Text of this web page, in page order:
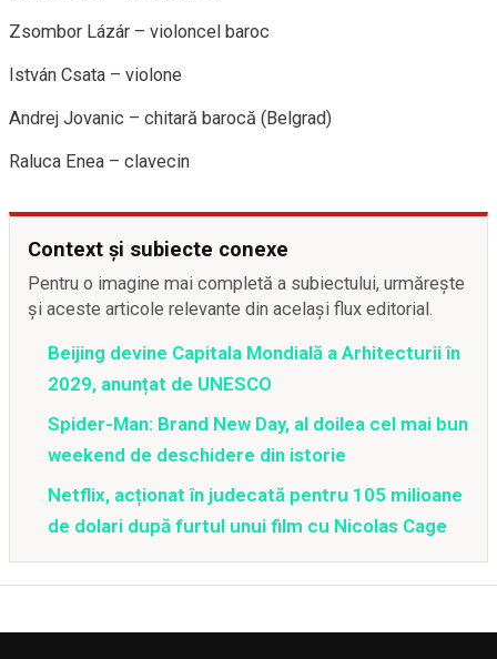
Zsombor Lázár – violoncel baroc
István Csata – violone
Andrej Jovanic – chitară barocă (Belgrad)
Raluca Enea – clavecin
Context și subiecte conexe
Pentru o imagine mai completă a subiectului, urmărește
și aceste articole relevante din același flux editorial.
Beijing devine Capitala Mondială a Arhitecturii în
2029, anunțat de UNESCO
Spider-Man: Brand New Day, al doilea cel mai bun
weekend de deschidere din istorie
Netflix, acționat în judecată pentru 105 milioane
de dolari după furtul unui film cu Nicolas Cage